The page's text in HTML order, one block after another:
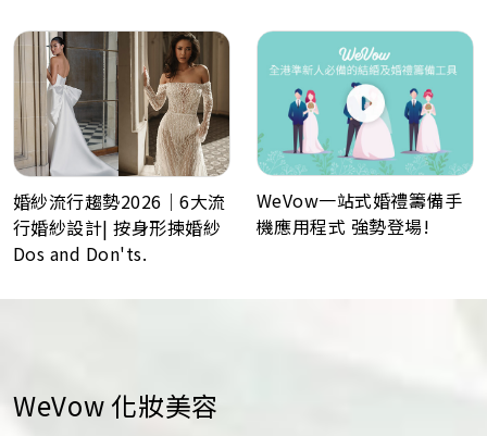
婚紗流行趨勢2026｜6大流
行婚紗設計| 按身形揀婚紗
Dos and Don'ts.
WeVow一站式婚禮籌備手
機應用程式 強勢登場!
WeVow 化妝美容